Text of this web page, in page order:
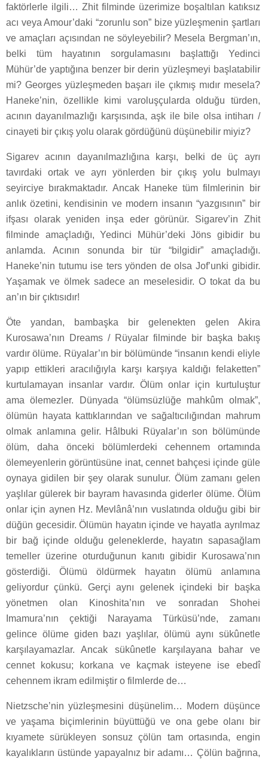
faktörlerle ilgili… Zhit filminde üzerimize boşaltılan katıksız
acı veya Amour’daki “zorunlu son” bize yüzleşmenin şartları
ve amaçları açısından ne söyleyebilir? Mesela Bergman’ın,
belki tüm hayatının sorgulamasını başlattığı Yedinci
Mühür’de yaptığına benzer bir derin yüzleşmeyi başlatabilir
mi? Georges yüzleşmeden başarı ile çıkmış mıdır mesela?
Haneke’nin, özellikle kimi varoluşçularda olduğu türden,
acının dayanılmazlığı karşısında, aşk ile bile olsa intiharı /
cinayeti bir çıkış yolu olarak gördüğünü düşünebilir miyiz?
Sigarev acının dayanılmazlığına karşı, belki de üç ayrı
tavırdaki ortak ve ayrı yönlerden bir çıkış yolu bulmayı
seyirciye bırakmaktadır. Ancak Haneke tüm filmlerinin bir
anlık özetini, kendisinin ve modern insanın “yazgısının” bir
ifşası olarak yeniden inşa eder görünür. Sigarev’in Zhit
filminde amaçladığı, Yedinci Mühür’deki Jöns gibidir bu
anlamda. Acının sonunda bir tür “bilgidir” amaçladığı.
Haneke’nin tutumu ise ters yönden de olsa Jof’unki gibidir.
Yaşamak ve ölmek sadece an meselesidir. O tokat da bu
an’ın bir çıktısıdır!
Öte yandan, bambaşka bir gelenekten gelen Akira
Kurosawa’nın Dreams / Rüyalar filminde bir başka bakış
vardır ölüme. Rüyalar’ın bir bölümünde “insanın kendi eliyle
yapıp ettikleri aracılığıyla karşı karşıya kaldığı felaketten”
kurtulamayan insanlar vardır. Ölüm onlar için kurtuluştur
ama ölemezler. Dünyada “ölümsüzlüğe mahkûm olmak”,
ölümün hayata kattıklarından ve sağaltıcılığından mahrum
olmak anlamına gelir. Hâlbuki Rüyalar’ın son bölümünde
ölüm, daha önceki bölümlerdeki cehennem ortamında
ölemeyenlerin görüntüsüne inat, cennet bahçesi içinde güle
oynaya gidilen bir şey olarak sunulur. Ölüm zamanı gelen
yaşlılar gülerek bir bayram havasında giderler ölüme. Ölüm
onlar için aynen Hz. Mevlânâ’nın vuslatında olduğu gibi bir
düğün gecesidir. Ölümün hayatın içinde ve hayatla ayrılmaz
bir bağ içinde olduğu geleneklerde, hayatın sapasağlam
temeller üzerine oturduğunun kanıtı gibidir Kurosawa’nın
gösterdiği. Ölümü öldürmek hayatın ölümü anlamına
geliyordur çünkü. Gerçi aynı gelenek içindeki bir başka
yönetmen olan Kinoshita’nın ve sonradan Shohei
Imamura’nın çektiği Narayama Türküsü’nde, zamanı
gelince ölüme giden bazı yaşlılar, ölümü aynı sükûnetle
karşılayamazlar. Ancak sükûnetle karşılayana bahar ve
cennet kokusu; korkana ve kaçmak isteyene ise ebedî
cehennem ikram edilmiştir o filmlerde de…
Nietzsche’nin yüzleşmesini düşünelim… Modern düşünce
ve yaşama biçimlerinin büyüttüğü ve ona gebe olanı bir
kıyamete sürükleyen sonsuz çölün tam ortasında, engin
kayalıkların üstünde yapayalnız bir adamı… Çölün bağrına,